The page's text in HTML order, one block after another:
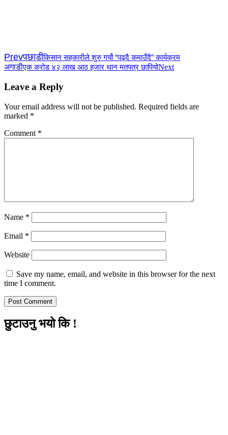
Prevपछाडीकिसान सहकारीले शुरु गर्यो “पढ्दै कमाउँदै” कार्यक्रम
अगाडीएक करोड ४२ लाख आठ हजार थान मतपत्र छापियोNext
Leave a Reply
Your email address will not be published. Required fields are
marked *
Comment *
Name *
Email *
Website
Save my name, email, and website in this browser for the next
time I comment.
छुटाउनु भयो कि !